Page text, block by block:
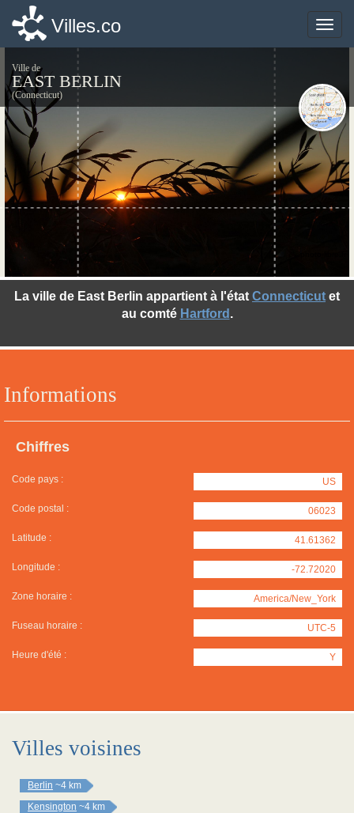
Toggle
Villes.co
Ville de
EAST BERLIN
(Connecticut)
Informations
Chiffres
Code pays : US
Code postal : 06023
Latitude : 41.61362
Longitude : -72.72020
Zone horaire : America/New_York
Fuseau horaire : UTC-5
Heure d'été : Y
La ville de East Berlin appartient à l'état Connecticut et
au comté Hartford .
Villes voisines
Berlin ~4 km
Kensington ~4 km
Toggle
Villes.co